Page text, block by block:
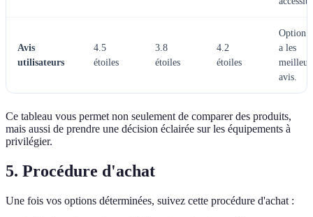
Avis
utilisateurs
4.5
étoiles
3.8
étoiles
4.2
étoiles
Option
a les
avis.
Ce tableau vous permet non seulement de comparer des produits,
mais aussi de prendre une décision éclairée sur les équipements à
privilégier.
5. Procédure d'achat
Une fois vos options déterminées, suivez cette procédure d'achat :